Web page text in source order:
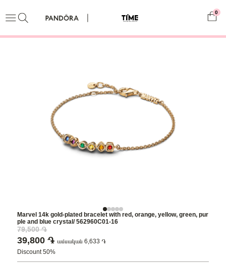
0
Marvel 14k gold-plated bracelet with red, orange, yellow, green, pur
ple and blue crystal/ 562960C01-16
79,500 ֏
39,800 ֏ամսական 6,633 ֏
Discount 50%